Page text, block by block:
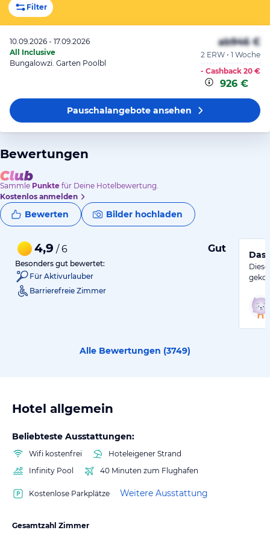
Filter
10.09.2026 - 17.09.2026
All Inclusive
Bungalowzi. Garten Poolbl
ab946 €
2 ERW • 1 Woche
- Cashback 20 €
926 €
Pauschalangeboteansehen
Bewertungen
Sammle Punkte für Deine Hotelbewertung.
Kostenlos anmelden
Bewerten Bilder hochladen
4,9 / 6 Gut
Besonders gut bewertet:
Für Aktivurlauber
Barrierefreie Zimmer
Das
Alle Bewertungen (3749)
Hotel allgemein
Beliebteste Ausstattungen:
Wifi kostenfrei
Hoteleigener Strand
Infinity Pool
40 Minuten zum Flughafen
Kostenlose Parkplätze Weitere Ausstattung
Gesamtzahl Zimmer